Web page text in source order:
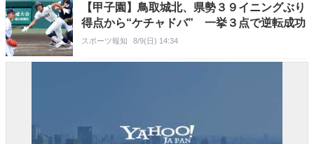
【甲子園】鳥取城北、県勢３９イニングぶり
得点から“ケチャドバ” 一挙３点で逆転成功
スポーツ報知 8/9(日) 14:34